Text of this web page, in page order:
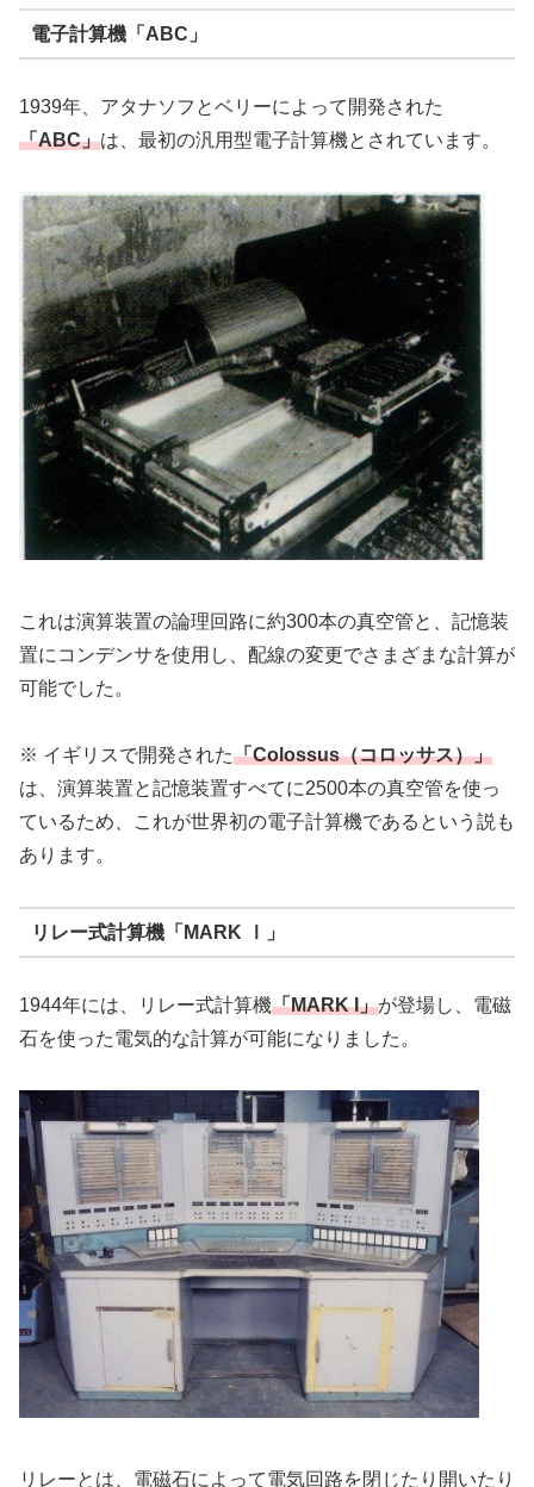
電子計算機「ABC」
1939年、アタナソフとベリーによって開発された
「ABC」は、最初の汎用型電子計算機とされています。
これは演算装置の論理回路に約300本の真空管と、記憶装
置にコンデンサを使用し、配線の変更でさまざまな計算が
可能でした。
※ イギリスで開発された「Colossus（コロッサス）」
は、演算装置と記憶装置すべてに2500本の真空管を使っ
ているため、これが世界初の電子計算機であるという説も
あります。
リレー式計算機「MARK Ⅰ」
1944年には、リレー式計算機「MARK I」が登場し、電磁
石を使った電気的な計算が可能になりました。
リレーとは、電磁石によって電気回路を閉じたり開いたり